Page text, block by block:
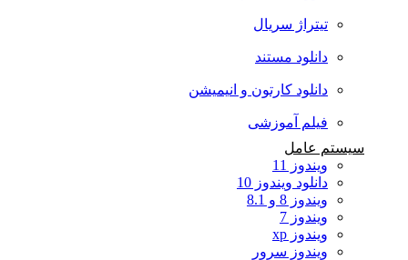
تیتراژ سریال
دانلود مستند
دانلود کارتون و انیمیشن
فیلم آموزشی
سیستم عامل
ویندوز 11
دانلود ویندوز 10
ویندوز 8 و 8.1
ویندوز 7
ویندوز xp
ویندوز سرور